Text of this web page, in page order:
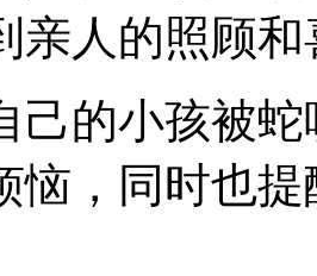
亲人的照顾和
己的小孩被
恼，同时也